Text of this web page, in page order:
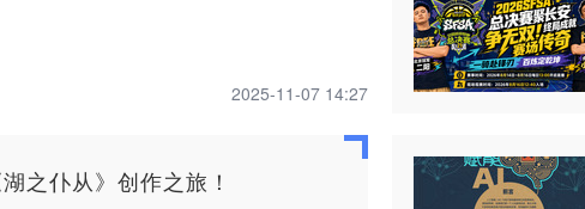
2025-11-07 14:27
之仆从》创作之旅！